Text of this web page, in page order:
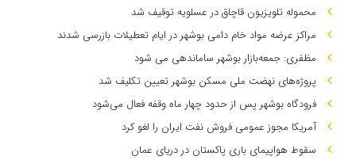
محموله تلویزیون قاچاق در عسلویه توقیف شد
مراکز عرضه مواد خام دامی بوشهر در ایام تعطیلات بازرسی شدند
مظفری: جمعه‌بازار بوشهر ساماندهی می‌ شود
پروژه‌های نهضت ملی مسکن بوشهر تعیین تکلیف شد
فرودگاه بوشهر پس از حدود چهار ماه وقفه فعال می‌شود
آمریکا مجوز عمومی فروش نفت ایران را لغو کرد
سقوط هواپیمای باری پاکستان در دریای عمان